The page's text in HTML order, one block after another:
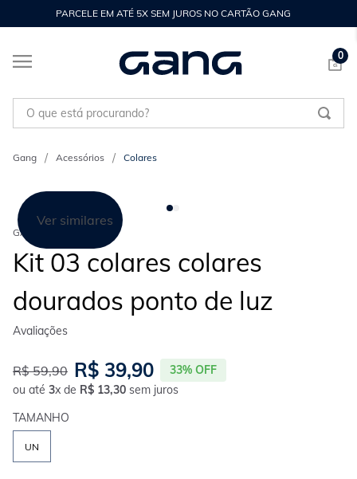
PARCELE EM ATÉ 5X SEM JUROS NO CARTÃO GANG
0
O que está procurando?
Acessórios Colares
Ver similares
GANG
Kit 03 colares colares
dourados ponto de luz
R$ 59,90 R$ 39,90 33% OFF
ou até 3x de R$ 13,30 sem juros
TAMANHO
UN